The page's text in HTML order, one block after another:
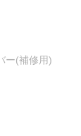
ー(補修用)